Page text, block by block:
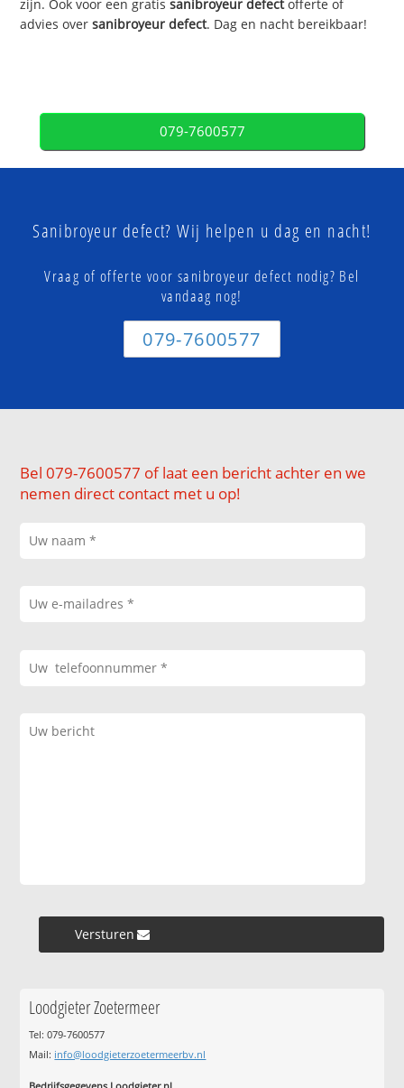
zijn. Ook voor een gratissanibroyeur defectofferte of
advies oversanibroyeur defect. Dag en nacht bereikbaar!
079-7600577
Sanibroyeur defect? Wij helpen u dag en nacht!
Vraag of offerte voor sanibroyeur defect nodig? Bel
vandaag nog!
079-7600577
Bel 079-7600577 of laat een bericht achter en we
nemen direct contact met u op!
Versturen »
Loodgieter Zoetermeer
Tel: 079-7600577
Mail: info@loodgieterzoetermeerbv.nl